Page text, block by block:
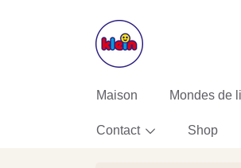
ALLER AU CONTENU
Maison Mondes de
Contact Shop